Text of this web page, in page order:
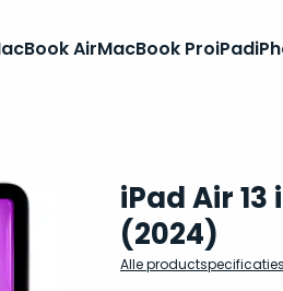
AirMacBook ProiPad
iPad Air 13
(2024)
Alle productspecificaties